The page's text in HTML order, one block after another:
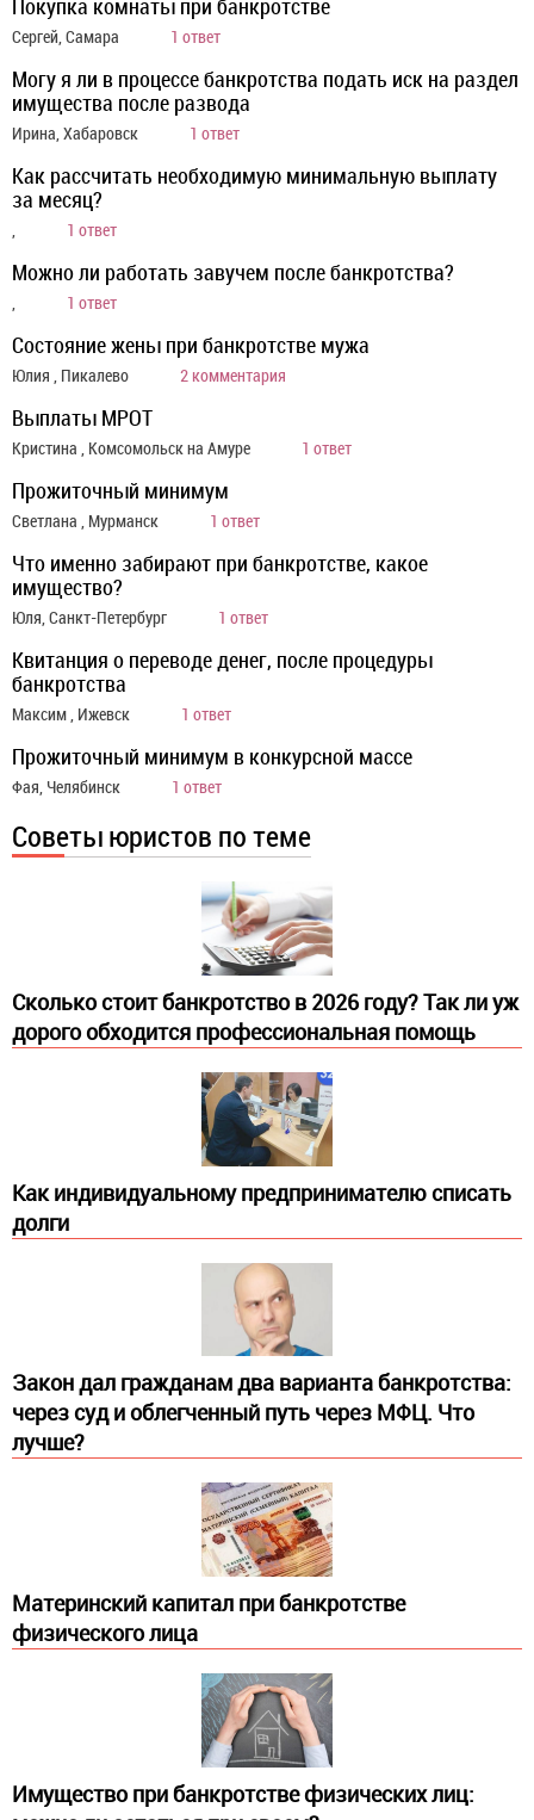
Покупка комнаты при банкротстве
Сергей, Самара 1 ответ
Могу я ли в процессе банкротства подать иск на раздел
имущества после развода
Ирина, Хабаровск 1 ответ
Как рассчитать необходимую минимальную выплату
за месяц?
, 1 ответ
Можно ли работать завучем после банкротства?
, 1 ответ
Состояние жены при банкротстве мужа
Юлия , Пикалево 2 комментария
Выплаты МРОТ
Кристина , Комсомольск на Амуре 1 ответ
Прожиточный минимум
Светлана , Мурманск 1 ответ
Что именно забирают при банкротстве, какое
имущество?
Юля, Санкт-Петербург 1 ответ
Квитанция о переводе денег, после процедуры
банкротства
Максим , Ижевск 1 ответ
Прожиточный минимум в конкурсной массе
Фая, Челябинск 1 ответ
Советы юристов по теме
Сколько стоит банкротство в 2026 году? Так ли уж
дорого обходится профессиональная помощь
Как индивидуальному предпринимателю списать
долги
Закон дал гражданам два варианта банкротства:
через суд и облегченный путь через МФЦ. Что
лучше?
Материнский капитал при банкротстве
физического лица
Имущество при банкротстве физических лиц: